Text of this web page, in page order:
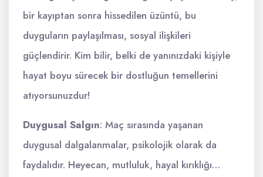
bir kayıptan sonra hissedilen üzüntü, bu
duyguların paylaşılması, sosyal ilişkileri
güçlendirir. Kim bilir, belki de yanınızdaki kişiyle
hayat boyu sürecek bir dostluğun temellerini
atıyorsunuzdur!
Duygusal Salgın: Maç sırasında yaşanan
duygusal dalgalanmalar, psikolojik olarak da
faydalıdır. Heyecan, mutluluk, hayal kırıklığı…